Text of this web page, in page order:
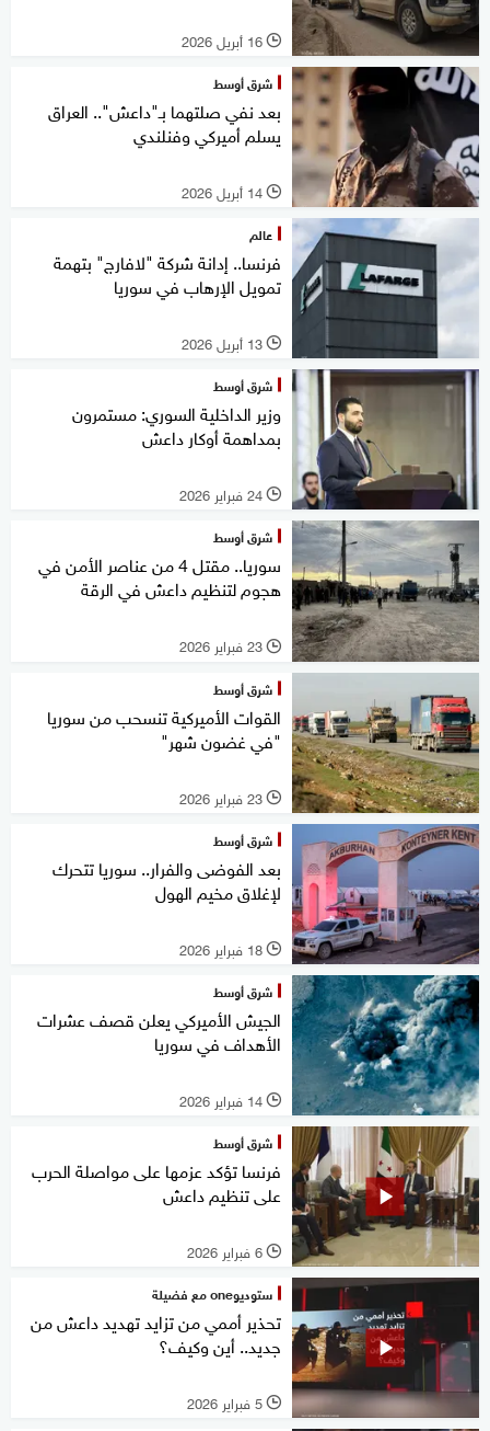
l 16 أبريل 2026
شرق أوسط
بعد نفي صلتهما بـ"داعش".. العراق
يسلم أميركي وفنلندي
l 14 أبريل 2026
عالم
فرنسا.. إدانة شركة "لافارج" بتهمة
تمويل الإرهاب في سوريا
l 13 أبريل 2026
شرق أوسط
وزير الداخلية السوري: مستمرون
بمداهمة أوكار داعش
l 24 فبراير 2026
شرق أوسط
سوريا.. مقتل 4 من عناصر الأمن في
هجوم لتنظيم داعش في الرقة
l 23 فبراير 2026
شرق أوسط
القوات الأميركية تنسحب من سوريا
"في غضون شهر"
l 23 فبراير 2026
شرق أوسط
بعد الفوضى والفرار.. سوريا تتحرك
لإغلاق مخيم الهول
l 18 فبراير 2026
شرق أوسط
الجيش الأميركي يعلن قصف عشرات
الأهداف في سوريا
l 14 فبراير 2026
شرق أوسط
فرنسا تؤكد عزمها على مواصلة الحرب
على تنظيم داعش
l 6 فبراير 2026
ستوديوone مع فضيلة
تحذير أممي من تزايد تهديد داعش من
جديد.. أين وكيف؟
l 5 فبراير 2026